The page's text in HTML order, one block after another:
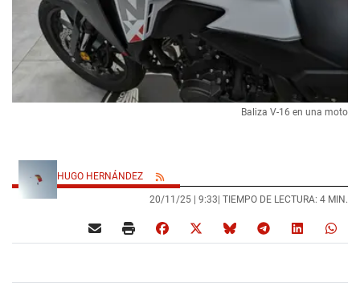
Baliza V-16 en una moto
HUGO HERNÁNDEZ
20/11/25 | 9:33 | TIEMPO DE LECTURA: 4 MIN.